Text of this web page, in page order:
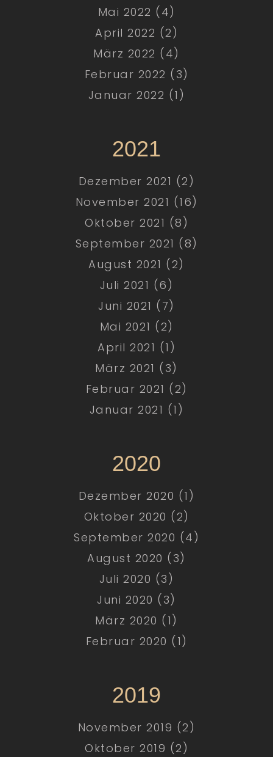
Mai 2022 (4)
April 2022 (2)
März 2022 (4)
Februar 2022 (3)
Januar 2022 (1)
2021
Dezember 2021 (2)
November 2021 (16)
Oktober 2021 (8)
September 2021 (8)
August 2021 (2)
Juli 2021 (6)
Juni 2021 (7)
Mai 2021 (2)
April 2021 (1)
März 2021 (3)
Februar 2021 (2)
Januar 2021 (1)
2020
Dezember 2020 (1)
Oktober 2020 (2)
September 2020 (4)
August 2020 (3)
Juli 2020 (3)
Juni 2020 (3)
März 2020 (1)
Februar 2020 (1)
2019
November 2019 (2)
Oktober 2019 (2)